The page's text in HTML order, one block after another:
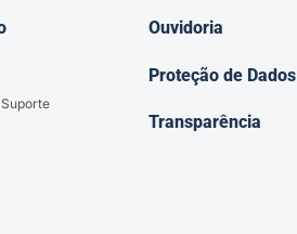
Ouvidoria
Proteção de Dados
Transparência